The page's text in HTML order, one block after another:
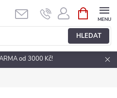
HLEDAT
NÁKUPNÍ
KOŠÍK
od 3000 Kč!